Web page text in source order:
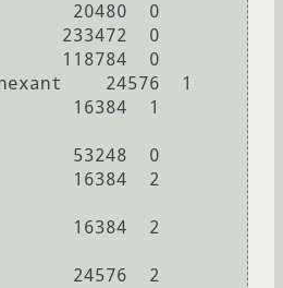
20480  0
233472  0
118784  0
24576  1
16384  1
53248  0
16384  2
16384  2
24576  2